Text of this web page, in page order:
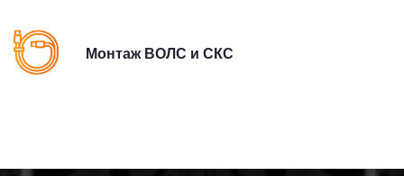
Монтаж ВОЛС и СКС